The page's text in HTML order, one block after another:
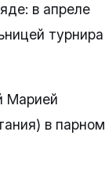
в апреле
турнира
Марией
в парном